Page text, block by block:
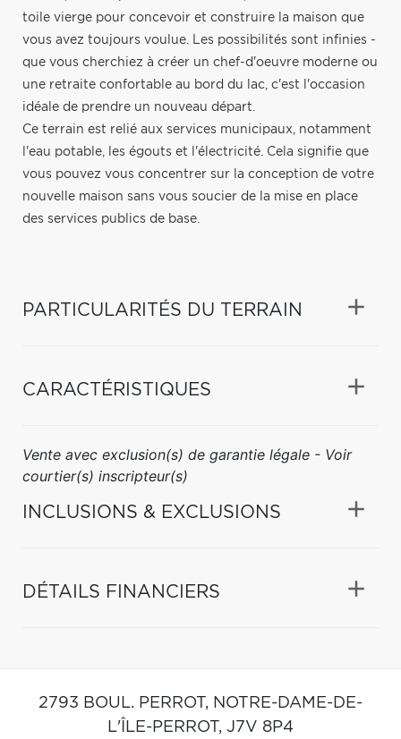
toile vierge pour concevoir et construire la maison que
vous avez toujours voulue. Les possibilités sont infinies -
que vous cherchiez à créer un chef-d'oeuvre moderne ou
une retraite confortable au bord du lac, c'est l'occasion
idéale de prendre un nouveau départ.
Ce terrain est relié aux services municipaux, notamment
l'eau potable, les égouts et l'électricité. Cela signifie que
vous pouvez vous concentrer sur la conception de votre
nouvelle maison sans vous soucier de la mise en place
des services publics de base.
PARTICULARITÉS DU TERRAIN
CARACTÉRISTIQUES
Vente avec exclusion(s) de garantie légale - Voir
courtier(s) inscripteur(s)
INCLUSIONS & EXCLUSIONS
DÉTAILS FINANCIERS
2793 BOUL. PERROT, NOTRE-DAME-DE-
L'ÎLE-PERROT, J7V 8P4